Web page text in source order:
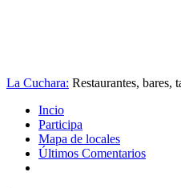
La Cuchara: Restaurantes, bares,
Incio
Participa
Mapa de locales
Últimos Comentarios